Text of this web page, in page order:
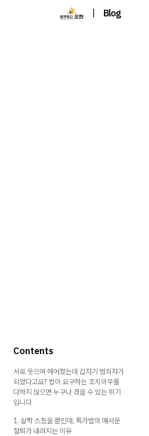
| Blog
Contents
서로 웃으며 헤어졌는데 갑자기 범죄자가
되었다고요? 법이 요구하는 조치의무를
다하지 않으면 누구나 겪을 수 있는 위기
입니다
1. 살짝 스쳤을 뿐인데, 특가법의 매서운
철퇴가 내려지는 이유